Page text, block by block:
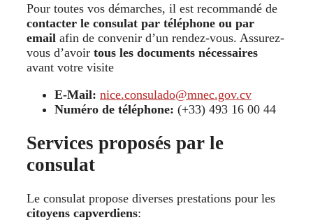
Pour toutes vos démarches, il est recommandé de
contacter le consulat par téléphone ou par
email afin de convenir d’un rendez-vous. Assurez-
vous d’avoir tous les documents nécessaires
avant votre visite
E-Mail: nice.consulado@mnec.gov.cv
Numéro de téléphone: (+33) 493 16 00 44
Services proposés par le
consulat
Le consulat propose diverses prestations pour les
citoyens capverdiens: